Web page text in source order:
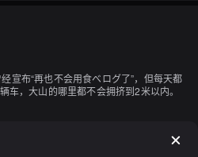
宣布“再也不会用食べログ了”，但每天都
车，大山的哪里都不会拥挤到2米以内。
经关门了。虽然没有感觉到它是休息